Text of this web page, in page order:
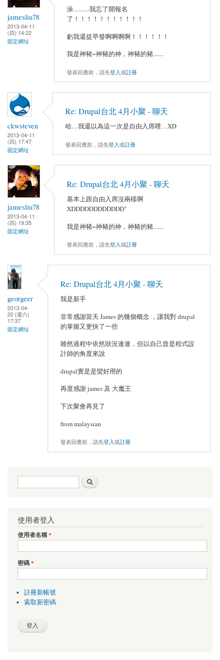
jamesliu78
2013-04-11
(四) 14:22
固定網址
涂...........我忘了開報名
了！！！！！！！！！！！
虧我還提早發啊啊啊啊！！！！！！
我是神豬~神豬的神，神豬的豬.......
發表回應前，請先登入或註冊
ckwsteven
2013-04-11
(四) 17:47
固定網址
Re: Drupal台北 4月小聚 - 聊天
哈…我還以為這一次是自由入席哩…XD
發表回應前，請先登入或註冊
jamesliu78
2013-04-11
(四) 19:35
固定網址
Re: Drupal台北 4月小聚 - 聊天
基本上跟自由入席沒兩樣啊
XDDDDDDDDDDDD"
我是神豬~神豬的神，神豬的豬.......
發表回應前，請先登入或註冊
georgeer
2013-04-
20 (週六)
17:37
固定網址
Re: Drupal台北 4月小聚 - 聊天
我是新手
非常感謝當天 James 的幾個概念 ，讓我對 drupal
的掌握又更快了一些
雖然過程中依然狀況連連，但以自己曾是程式設
計師的角度來說
drupal實是是蠻好用的
再度感謝 james 及 大魔王
下次聚會再見了
from malaysian
發表回應前，請先登入或註冊
搜尋表單
使用者登入
使用者名稱*
密碼*
註冊新帳號
索取新密碼